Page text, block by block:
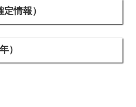
情報）
）